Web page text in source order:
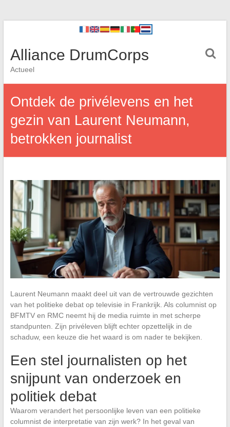
Alliance DrumCorps
Actueel
Ontdek de privélevens en het
gezin van Laurent Neumann,
betrokken journalist
Laurent Neumann maakt deel uit van de vertrouwde gezichten
van het politieke debat op televisie in Frankrijk. Als columnist op
BFMTV en RMC neemt hij de media ruimte in met scherpe
standpunten. Zijn privéleven blijft echter opzettelijk in de
schaduw, een keuze die het waard is om nader te bekijken.
Een stel journalisten op het
snijpunt van onderzoek en
politiek debat
Waarom verandert het persoonlijke leven van een politieke
columnist de interpretatie van zijn werk? In het geval van